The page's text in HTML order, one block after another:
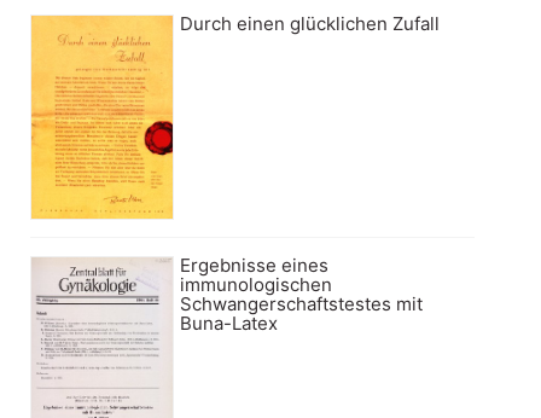
Durch einen glücklichen Zufall
Ergebnisse eines
immunologischen
Schwangerschaftstestes mit
Buna-Latex